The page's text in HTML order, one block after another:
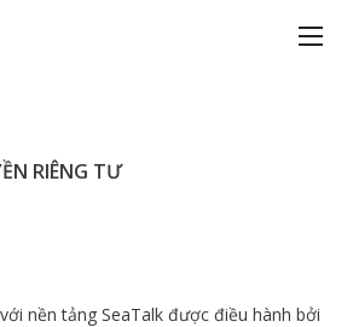
RIÊNG TƯ
nền tảng SeaTalk được điều hành bởi